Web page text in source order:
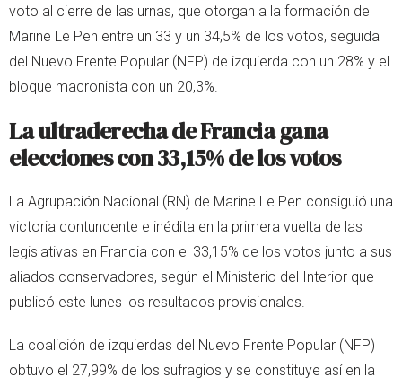
voto al cierre de las urnas, que otorgan a la formación de
Marine Le Pen entre un 33 y un 34,5% de los votos, seguida
del Nuevo Frente Popular (NFP) de izquierda con un 28% y el
bloque macronista con un 20,3%.
La ultraderecha de Francia gana
elecciones con 33,15% de los votos
La Agrupación Nacional (RN) de Marine Le Pen consiguió una
victoria contundente e inédita en la primera vuelta de las
legislativas en Francia con el 33,15% de los votos junto a sus
aliados conservadores, según el Ministerio del Interior que
publicó este lunes los resultados provisionales.
La coalición de izquierdas del Nuevo Frente Popular (NFP)
obtuvo el 27,99% de los sufragios y se constituye así en la